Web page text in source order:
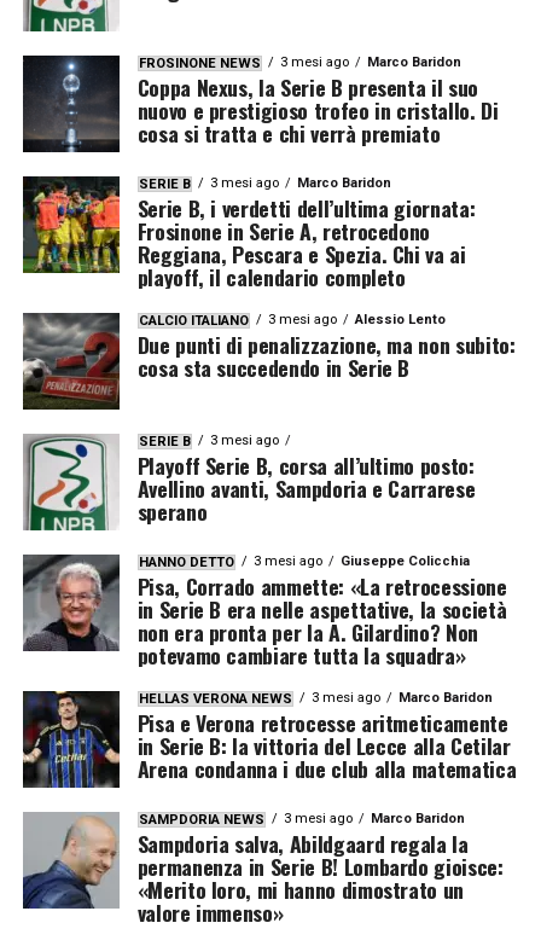
FROSINONE NEWS 3 mesi ago Marco Baridon
Coppa Nexus, la Serie B presenta il suo
nuovo e prestigioso trofeo in cristallo. Di
cosa si tratta e chi verrà premiato
SERIE B 3 mesi ago Marco Baridon
Serie B, i verdetti dell’ultima giornata:
Frosinone in Serie A, retrocedono
Reggiana, Pescara e Spezia. Chi va ai
playoff, il calendario completo
CALCIO ITALIANO 3 mesi ago Alessio Lento
Due punti di penalizzazione, ma non subito:
cosa sta succedendo in Serie B
SERIE B 3 mesi ago
Playoff Serie B, corsa all’ultimo posto:
Avellino avanti, Sampdoria e Carrarese
sperano
HANNO DETTO 3 mesi ago Giuseppe Colicchia
Pisa, Corrado ammette: «La retrocessione
in Serie B era nelle aspettative, la società
non era pronta per la A. Gilardino? Non
potevamo cambiare tutta la squadra»
HELLAS VERONA NEWS 3 mesi ago Marco Baridon
Pisa e Verona retrocesse aritmeticamente
in Serie B: la vittoria del Lecce alla Cetilar
Arena condanna i due club alla matematica
SAMPDORIA NEWS 3 mesi ago Marco Baridon
Sampdoria salva, Abildgaard regala la
permanenza in Serie B! Lombardo gioisce:
«Merito loro, mi hanno dimostrato un
valore immenso»